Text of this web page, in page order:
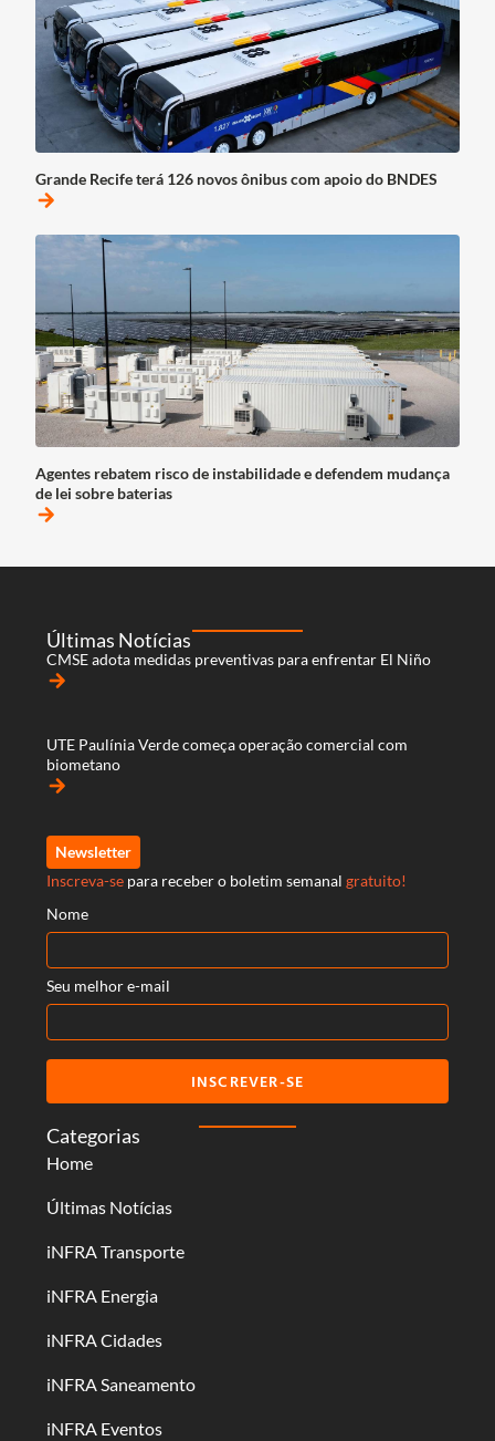
Grande Recife terá 126 novos ônibus com apoio do BNDES
arrow_forward
Agentes rebatem risco de instabilidade e defendem mudança
de lei sobre baterias
arrow_forward
Categorias
Home
Últimas Notícias
iNFRA Transporte
iNFRA Energia
iNFRA Cidades
iNFRA Saneamento
iNFRA Eventos
Últimas Notícias
CMSE adota medidas preventivas para enfrentar El Niño
arrow_forward
UTE Paulínia Verde começa operação comercial com
biometano
arrow_forward
Newsletter
Inscreva-se para receber o boletim semanal gratuito!
Nome
Seu melhor e-mail
INSCREVER-SE